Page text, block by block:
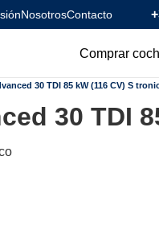
NosotrosContacto
Comprar
Todos los
Coches
30 TDI 85 kW (116 CV) S
30 TDI